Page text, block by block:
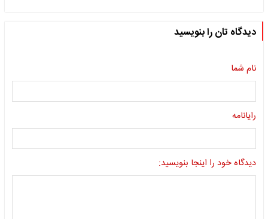
دیدگاه تان را بنویسید
نام شما
رایانامه
دیدگاه خود را اینجا بنویسید: